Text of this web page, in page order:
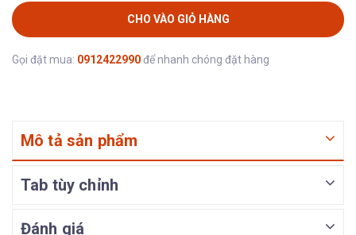
CHO VÀO GIỎ HÀNG
Gọi đặt mua: 0912422990để nhanh chóng đặt hàng
Mô tả sản phẩm
Tab tùy chỉnh
Đánh giá